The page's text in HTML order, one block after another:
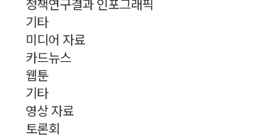
기타
미디어 자료
카드뉴스
웹툰
기타
영상 자료
토론회